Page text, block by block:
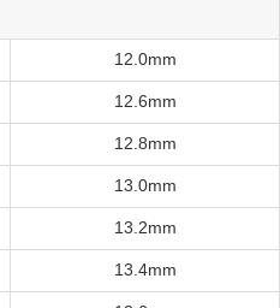
12.0mm
12.6mm
12.8mm
13.0mm
13.2mm
13.4mm